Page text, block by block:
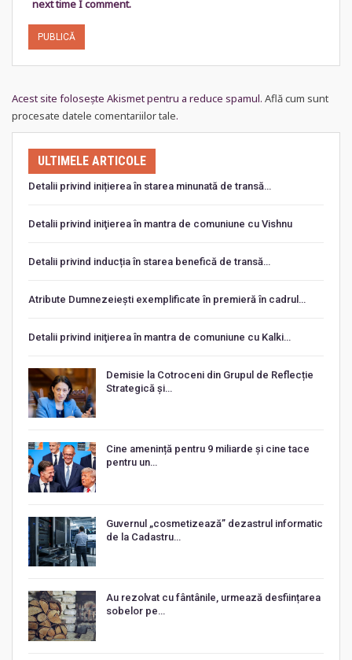
next time I comment.
Acest site folosește Akismet pentru a reduce spamul. Află cum sunt
procesate datele comentariilor tale.
ULTIMELE ARTICOLE
Detalii privind inițierea în starea minunată de transă…
Detalii privind iniţierea în mantra de comuniune cu Vishnu
Detalii privind inducția în starea benefică de transă…
Atribute Dumnezeiești exemplificate în premieră în cadrul…
Detalii privind iniţierea în mantra de comuniune cu Kalki…
Demisie la Cotroceni din Grupul de Reflecție
Strategică și…
Cine amenință pentru 9 miliarde și cine tace
pentru un…
Guvernul „cosmetizează” dezastrul informatic
de la Cadastru…
Au rezolvat cu fântânile, urmează desființarea
sobelor pe…